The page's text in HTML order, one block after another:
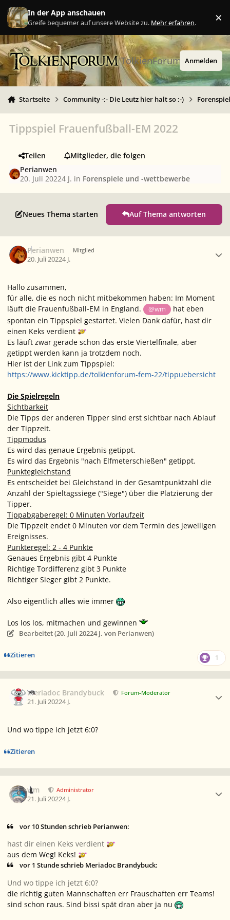
Zu Inhalt springen
In der App anschauen
Greife bequemer auf unsere Website zu. Mehr erfahren. ×
TolkienForum Anmelden
Startseite Community -:- Die Leutz hier halt so :-)
Tippspiel Frauenfußball-EM 2022
Teilen
Mitglieder, die folgen
Perianwen
20. Juli 20224 J. in Forenspiele und -wettbewerbe
Neues Thema starten Auf Thema antworten
Perianwen Mitglied
20. Juli 20224 J.
Hallo zusammen,
für alle, die es noch nicht mitbekommen haben: Im Moment
läuft die Frauenfußball-EM in England.
@wm
hat eben
spontan ein Tippspiel gestartet. Vielen Dank dafür, hast dir
einen Keks verdient
Es läuft zwar gerade schon das erste Viertelfinale, aber
getippt werden kann ja trotzdem noch.
Hier ist der Link zum Tippspiel:
https://www.kicktipp.de/tolkienforum-fem-22/tippuebersicht
Die Spielregeln
Sichtbarkeit
Die Tipps der anderen Tipper sind erst sichtbar nach Ablauf
der Tippzeit.
Tippmodus
Es wird das genaue Ergebnis getippt.
Es wird das Ergebnis "nach Elfmeterschießen" getippt.
Punktegleichstand
Es entscheidet bei Gleichstand in der Gesamtpunktzahl die
Anzahl der Spieltagssiege ("Siege") über die Platzierung der
Tipper.
Tippabgaberegel: 0 Minuten Vorlaufzeit
Die Tippzeit endet 0 Minuten vor dem Termin des jeweiligen
Ereignisses.
Punkteregel: 2 - 4 Punkte
Genaues Ergebnis gibt 4 Punkte
Richtige Tordifferenz gibt 3 Punkte
Richtiger Sieger gibt 2 Punkte.
Also eigentlich alles wie immer
Los los los, mitmachen und gewinnen
Bearbeitet (20. Juli 20224 J. von Perianwen)
Zitieren 1
Meriadoc Brandybuck Forum-Moderator
21. Juli 20224 J.
Und wo tippe ich jetzt 6:0?
Zitieren
wm Administrator
21. Juli 20224 J.
vor 10 Stunden schrieb Perianwen:
hast dir einen Keks verdient
aus dem Weg! Keks!
vor 1 Stunde schrieb Meriadoc Brandybuck:
Und wo tippe ich jetzt 6:0?
die richtig guten Mannschaften err Frauschaften err Teams!
sind schon raus. Sind bissi spät dran aber ja nu